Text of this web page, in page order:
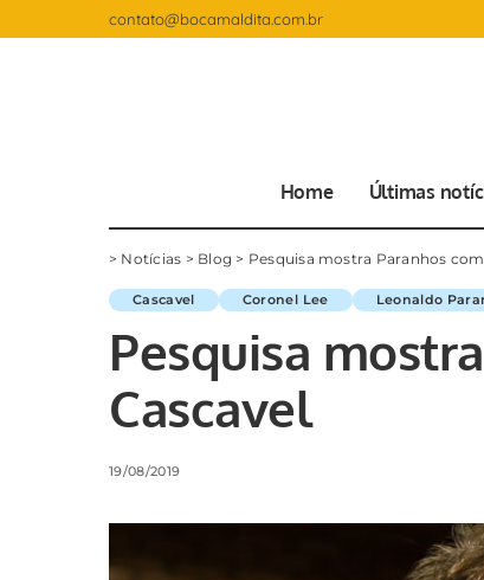
contato@bocamaldita.com.br
Home Últimas
> Notícias > Blog > Pesquisa mostra Paranhos
Cascavel Coronel Lee Leonaldo
Pesquisa
Cascavel
19/08/2019